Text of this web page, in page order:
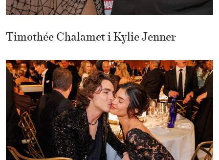
Timothée Chalamet i Kylie Jenner